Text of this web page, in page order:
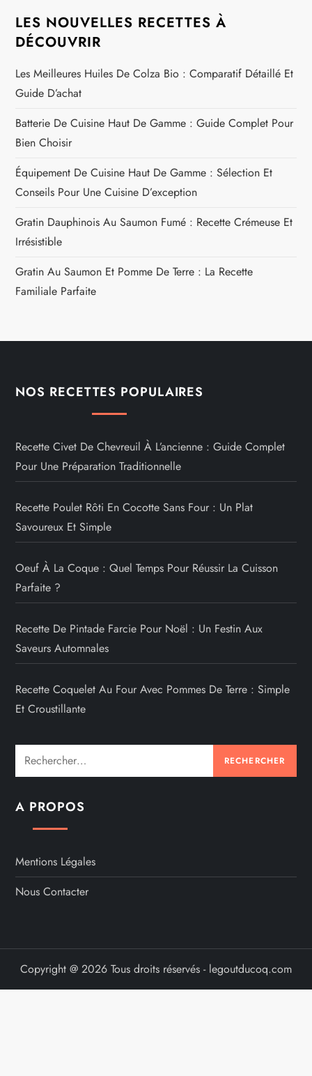
LES NOUVELLES RECETTES À
DÉCOUVRIR
Les Meilleures Huiles De Colza Bio : Comparatif Détaillé Et
Guide D’achat
Batterie De Cuisine Haut De Gamme : Guide Complet Pour
Bien Choisir
Équipement De Cuisine Haut De Gamme : Sélection Et
Conseils Pour Une Cuisine D’exception
Gratin Dauphinois Au Saumon Fumé : Recette Crémeuse Et
Irrésistible
Gratin Au Saumon Et Pomme De Terre : La Recette
Familiale Parfaite
NOS RECETTES POPULAIRES
Recette Civet De Chevreuil À L’ancienne : Guide Complet
Pour Une Préparation Traditionnelle
Recette Poulet Rôti En Cocotte Sans Four : Un Plat
Savoureux Et Simple
Oeuf À La Coque : Quel Temps Pour Réussir La Cuisson
Parfaite ?
Recette De Pintade Farcie Pour Noël : Un Festin Aux
Saveurs Automnales
Recette Coquelet Au Four Avec Pommes De Terre : Simple
Et Croustillante
Rechercher :
A PROPOS
Mentions Légales
Nous Contacter
Copyright @ 2026 Tous droits réservés - legoutducoq.com